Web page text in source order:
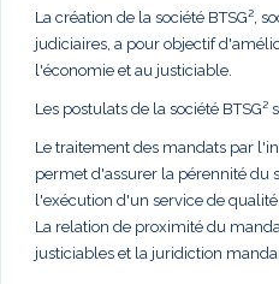
La création de la société BTSG²,
judiciaires, a pour objectif
l'économie et au justiciable.
Les postulats de la société BTSG²
Le traitement des mandats par
permet d'assurer la pérennité du
l'exécution d'un service de qualité,
La relation de proximité du
justiciables et la juridiction